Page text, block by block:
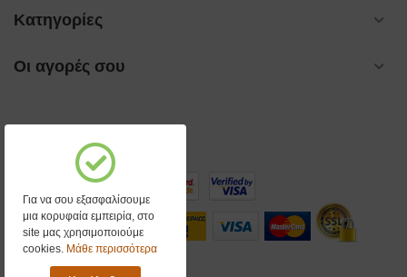
Κατηγορίες
Οι αγορές σου
Για να σου εξασφαλίσουμε
μια κορυφαία εμπειρία, στο
site μας χρησιμοποιούμε
cookies. Μάθε περισσότερα